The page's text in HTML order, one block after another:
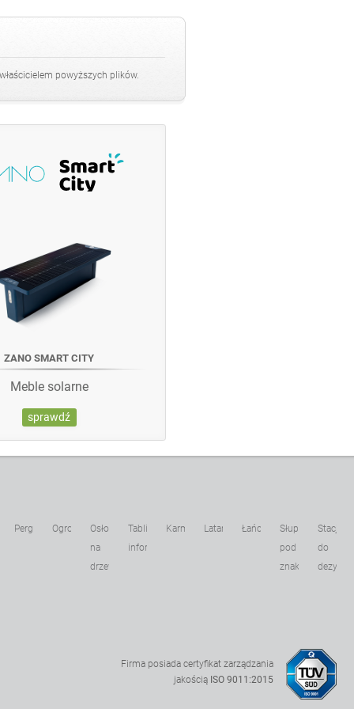
powyższych plików.
ZANO SMART CITY
Meble solarne
sprawdź
Pergole OgrodzeniaOsłony
na
drzewa
Tablice
informacyjne
Karmniki Latarnie ŁańcuchySłupki
pod
znaki
Stacje
do
Firma posiada certyfikat zarządzania
jakością ISO 9011:2015